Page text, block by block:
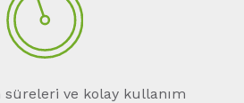
süreleri ve kolay kullanım